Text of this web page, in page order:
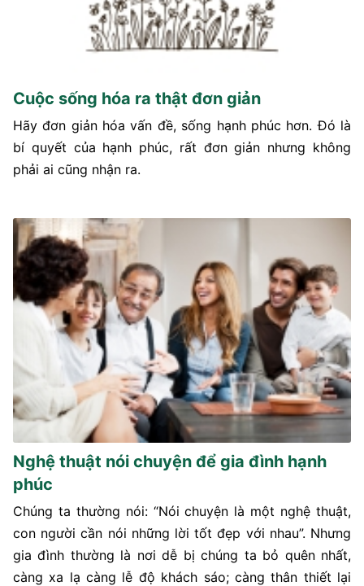
Cuộc sống hóa ra thật đơn giản
Hãy đơn giản hóa vấn đề, sống hạnh phúc hơn. Đó là
bí quyết của hạnh phúc, rất đơn giản nhưng không
phải ai cũng nhận ra.
Nghệ thuật nói chuyện để gia đình hạnh
phúc
Chúng ta thường nói: “Nói chuyện là một nghệ thuật,
con người cần nói những lời tốt đẹp với nhau”. Nhưng
gia đình thường là nơi dễ bị chúng ta bỏ quên nhất,
càng xa lạ càng lễ độ khách sáo; càng thân thiết lại